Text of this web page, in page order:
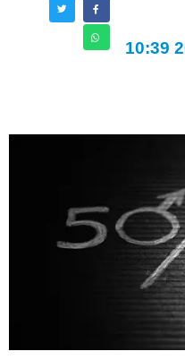
تاريخ النشر: سبتمبر 11, 2022 10:39